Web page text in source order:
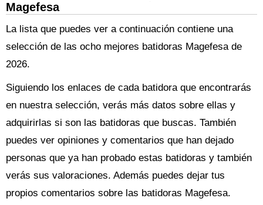
Magefesa
La lista que puedes ver a continuación contiene una
selección de las ocho mejores batidoras Magefesa de
2026.
Siguiendo los enlaces de cada batidora que encontrarás
en nuestra selección, verás más datos sobre ellas y
adquirirlas si son las batidoras que buscas. También
puedes ver opiniones y comentarios que han dejado
personas que ya han probado estas batidoras y también
verás sus valoraciones. Además puedes dejar tus
propios comentarios sobre las batidoras Magefesa.